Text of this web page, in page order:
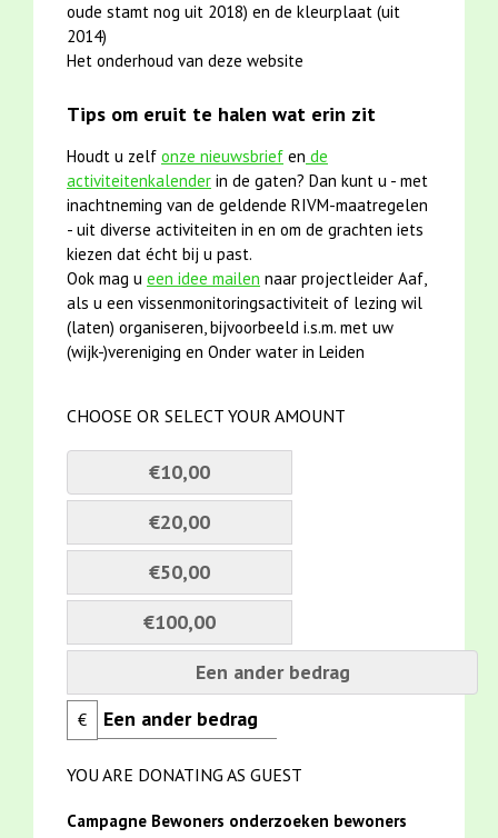
oude stamt nog uit 2018) en de kleurplaat (uit
2014)
Het onderhoud van deze website
Tips om eruit te halen wat erin zit
Houdt u zelf onze nieuwsbrief en de
activiteitenkalender in de gaten? Dan kunt u - met
inachtneming van de geldende RIVM-maatregelen
- uit diverse activiteiten in en om de grachten iets
kiezen dat écht bij u past.
Ook mag u een idee mailen naar projectleider Aaf,
als u een vissenmonitoringsactiviteit of lezing wil
(laten) organiseren, bijvoorbeeld i.s.m. met uw
(wijk-)vereniging en Onder water in Leiden
CHOOSE OR SELECT YOUR AMOUNT
€10,00
€20,00
€50,00
€100,00
Een ander bedrag
€
YOU ARE DONATING AS GUEST
Campagne Bewoners onderzoeken bewoners